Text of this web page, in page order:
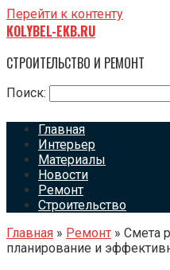
Перейти к контенту
KOLYBEL-EKB.RU
СТРОИТЕЛЬСТВО И РЕМОНТ
Поиск:
Главная
Интерьер
Материалы
Новости
Ремонт
Строительство
Главная » Ремонт » Смета
планирование и